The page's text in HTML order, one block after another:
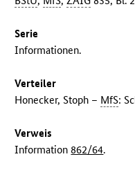
Serie
Informationen.
Verteiler
Honecker, Stoph – MfS:
Verweis
Information862/64.